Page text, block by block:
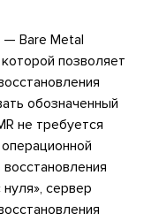
Bare Metal
позволяет
обозначенный
не требуется
сервер